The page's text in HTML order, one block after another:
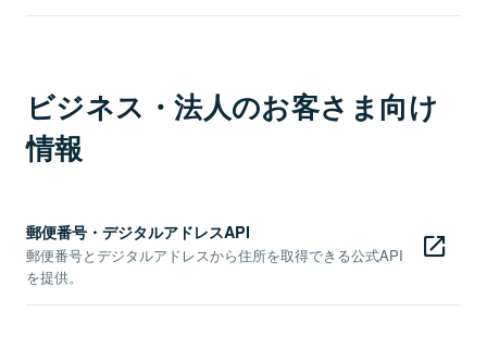
ビジネス・法人のお客さま向け
情報
郵便番号・デジタルアドレスAPI
郵便番号とデジタルアドレスから住所を取得できる公式API
を提供。